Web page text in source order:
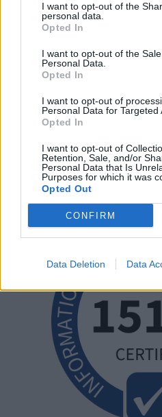
I want to opt-out of the
personal data.
Opted In
I want to opt-out of the
Personal Data.
Opted In
I want to opt-out of
Personal Data for Targeted
Opted In
I want to opt-out of
Retention, Sale, and/or
Personal Data that Is
Purposes for which it was
Opted Out
CONFIRM
Data Deletion Data